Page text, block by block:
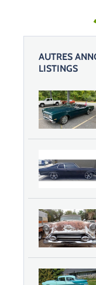
AUTRES
LISTINGS